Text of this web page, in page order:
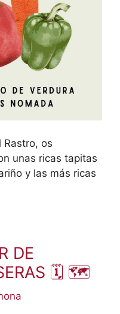
Rastro, os
unas ricas tapitas
y las más ricas
DE
🗓 🗺